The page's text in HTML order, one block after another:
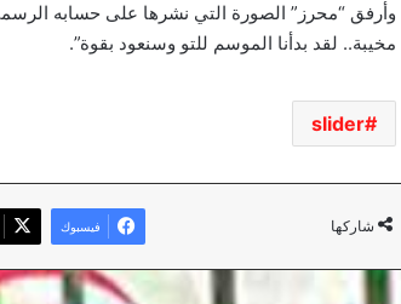
وأرفق “محرز” الصورة التي نشرها على حسابه
مخيبة.. لقد بدأنا الموسم للتو وسنعود بقوة”.
slider
شاركها فيسبوك